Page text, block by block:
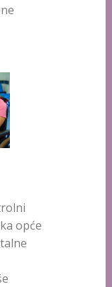
opće